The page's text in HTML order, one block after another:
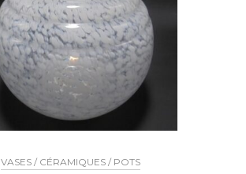
VASES / CÉRAMIQUES / POTS